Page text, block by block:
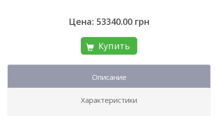
Цена: 53340.00 грн
Купить
Описание
Характеристики